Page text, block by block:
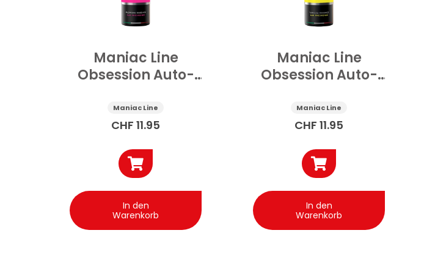
Maniac Line
Obsession Auto-
Touch 150 ml
Maniac Line
CHF 11.95
In den
Warenkorb
Maniac Line
Obsession Auto-
Mine 150 ml
Maniac Line
CHF 11.95
In den
Warenkorb